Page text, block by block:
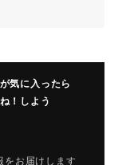
気に入ったら
！しよう
をお届けします